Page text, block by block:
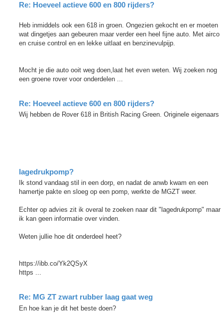
Re: Hoeveel actieve 600 en 800 rijders?
Heb inmiddels ook een 618 in groen. Ongezien gekocht en er moeten
wat dingetjes aan gebeuren maar verder een heel fijne auto. Met airco
en cruise control en en lekke uitlaat en benzinevulpijp.
Mocht je die auto ooit weg doen,laat het even weten. Wij zoeken nog
een groene rover voor onderdelen ...
Re: Hoeveel actieve 600 en 800 rijders?
Wij hebben de Rover 618 in British Racing Green. Originele eigenaars
lagedrukpomp?
Ik stond vandaag stil in een dorp, en nadat de anwb kwam en een
hamertje pakte en sloeg op een pomp, werkte de MGZT weer.
Echter op advies zit ik overal te zoeken naar dit "lagedrukpomp" maar
ik kan geen informatie over vinden.
Weten jullie hoe dit onderdeel heet?
https://ibb.co/Yk2QSyX
https ...
Re: MG ZT zwart rubber laag gaat weg
En hoe kan je dit het beste doen?